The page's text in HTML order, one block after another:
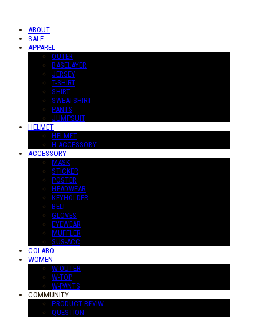
ABOUT
SALE
APPAREL
OUTER
BASELAYER
JERSEY
T-SHIRT
SHIRT
SWEATSHIRT
PANTS
JUMPSUIT
HELMET
HELMET
H-ACCESSORY
ACCESSORY
MASK
STICKER
POSTER
HEADWEAR
KEYHOLDER
BELT
GLOVES
EYEWEAR
MUFFLER
SUS-ACC
COLABO
WOMEN
W-OUTER
W-TOP
W-PANTS
COMMUNITY
PRODUCT REVIW
QUESTION